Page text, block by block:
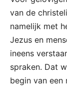
van de
namelijk met
Jezus en
ineens
spraken. Dat
begin van een